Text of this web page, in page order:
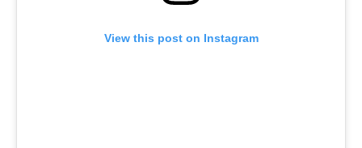
View this post on Instagram